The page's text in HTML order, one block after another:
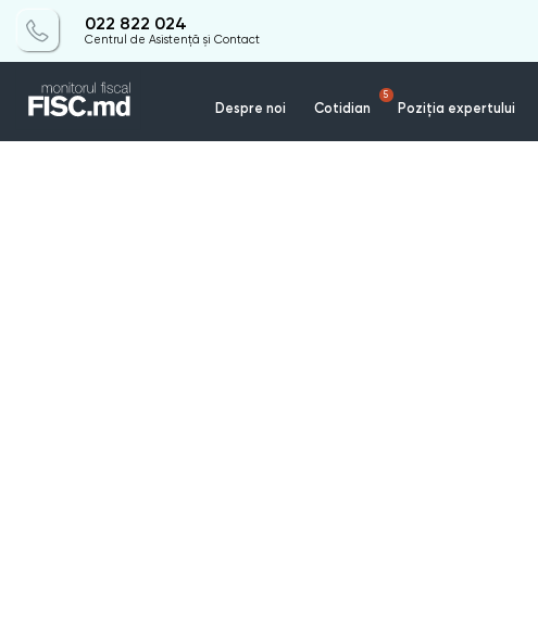
022 822 024
Centrul de Asistență și Contact
Despre noi Cotidian
5
Poziția expertului